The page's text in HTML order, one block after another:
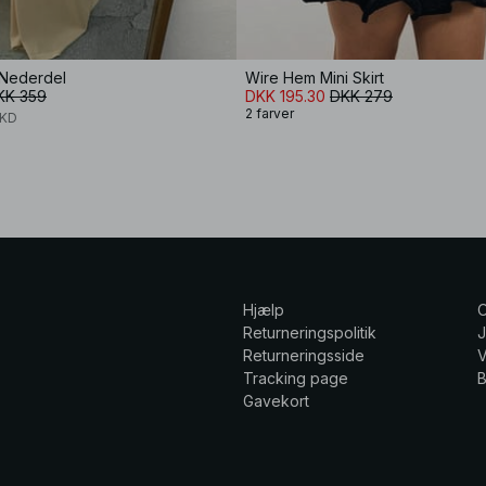
359
Wire Hem Mini Skirt
DKK 195.30 DKK 279
2 farver
Hjælp
Returneringspolitik
Returneringsside
Tracking page
Gavekort